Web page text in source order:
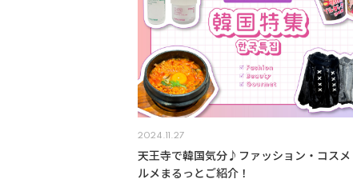
2024.11.27
天王寺で韓国気分♪ファッション・コス
ルメまるっとご紹介！